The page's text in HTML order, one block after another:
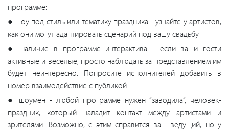
программе:
● шоу под стиль или тематику праздника - узнайте у артистов,
как они могут адаптировать сценарий под вашу свадьбу
● наличие в программе интерактива - если ваши гости
активные и веселые, просто наблюдать за представлением им
будет неинтересно. Попросите исполнителей добавить в
номер взаимодействие с публикой
● шоумен - любой программе нужен “заводила”, человек-
праздник, который наладит контакт между артистами и
зрителями. Возможно, с этим справится ваш ведущий, но у